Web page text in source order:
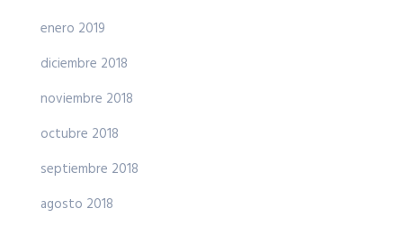
enero 2019
diciembre 2018
noviembre 2018
octubre 2018
septiembre 2018
agosto 2018